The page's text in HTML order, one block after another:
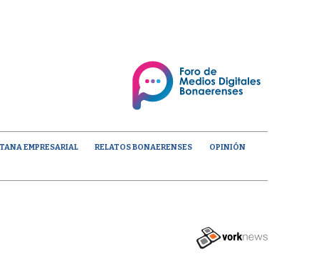
EMPRESARIAL RELATOS BONAERENSES
OPINIÓN